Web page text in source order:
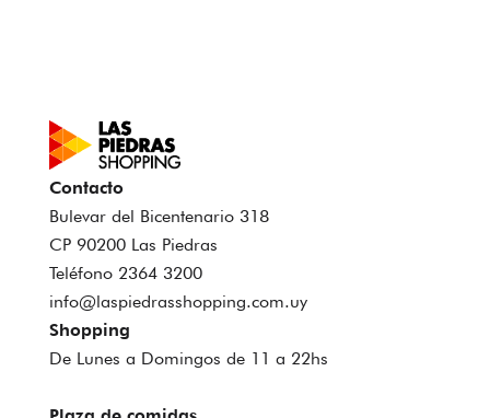
Contacto
Bulevar del Bicentenario 318
CP 90200 Las Piedras
Teléfono 2364 3200
info@laspiedrasshopping.com.uy
Shopping
De Lunes a Domingos de 11 a 22hs